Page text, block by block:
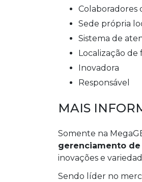
sede própria
sistema de
localização de
inovadora
responsável
MAIS
Somente na
gerenciamento
inovações e
Sendo líder no